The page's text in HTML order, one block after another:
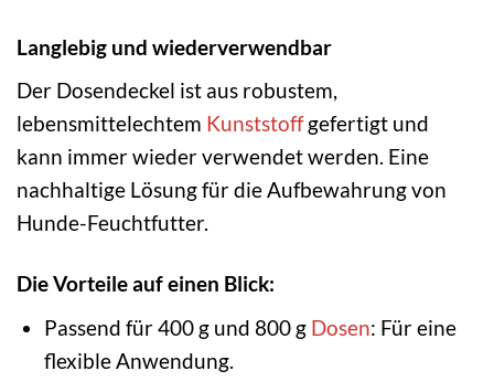
Langlebig und wiederverwendbar
Der Dosendeckel ist aus robustem,
lebensmittelechtem Kunststoffgefertigt und
kann immer wieder verwendet werden. Eine
nachhaltige Lösung für die Aufbewahrung von
Hunde-Feuchtfutter.
Die Vorteile auf einen Blick:
Passend für 400 g und 800 g Dosen: Für eine
flexible Anwendung.